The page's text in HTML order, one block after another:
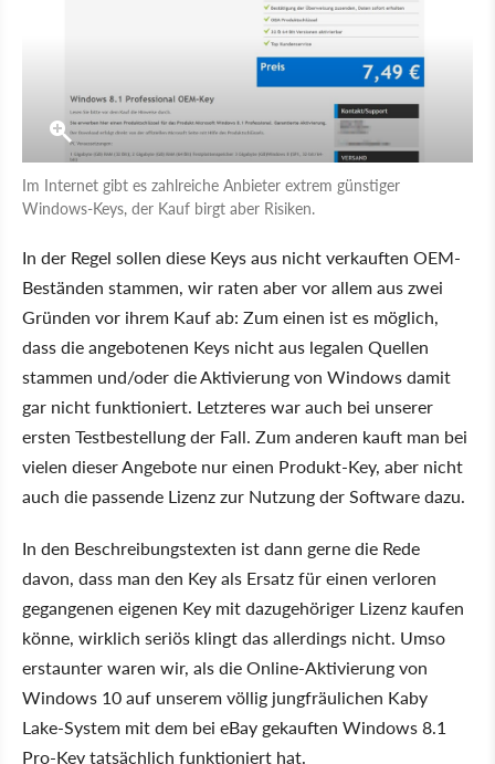
Im Internet gibt es zahlreiche Anbieter extrem günstiger
Windows-Keys, der Kauf birgt aber Risiken.
In der Regel sollen diese Keys aus nicht verkauften OEM-
Beständen stammen, wir raten aber vor allem aus zwei
Gründen vor ihrem Kauf ab: Zum einen ist es möglich,
dass die angebotenen Keys nicht aus legalen Quellen
stammen und/oder die Aktivierung von Windows damit
gar nicht funktioniert. Letzteres war auch bei unserer
ersten Testbestellung der Fall. Zum anderen kauft man bei
vielen dieser Angebote nur einen Produkt-Key, aber nicht
auch die passende Lizenz zur Nutzung der Software dazu.
In den Beschreibungstexten ist dann gerne die Rede
davon, dass man den Key als Ersatz für einen verloren
gegangenen eigenen Key mit dazugehöriger Lizenz kaufen
könne, wirklich seriös klingt das allerdings nicht. Umso
erstaunter waren wir, als die Online-Aktivierung von
Windows 10 auf unserem völlig jungfräulichen Kaby
Lake-System mit dem bei eBay gekauften Windows 8.1
Pro-Key tatsächlich funktioniert hat.